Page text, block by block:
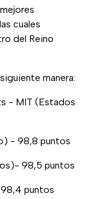
cuales
del Reino
manera:
- MIT (Estados
- 98,8 puntos
98,5 puntos
puntos